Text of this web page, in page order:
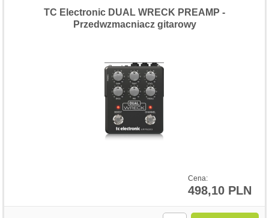
Cena:
498,10 PLN
TC Electronic DUAL WRECK PREAMP -
Przedwzmacniacz gitarowy